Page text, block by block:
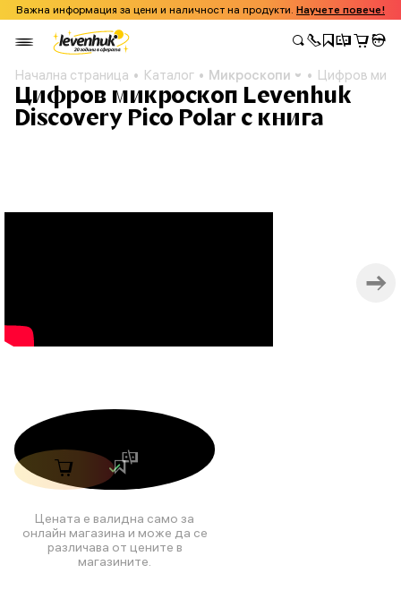
Важна информация за цени и наличност на продукти. Научете повече!
Начална страница Каталог Микроскопи Цифров
Цифров микроскоп Levenhuk
Discovery Pico Polar с книга
Цената е валидна само за
онлайн магазина и може да се
различава от цените в
магазините.